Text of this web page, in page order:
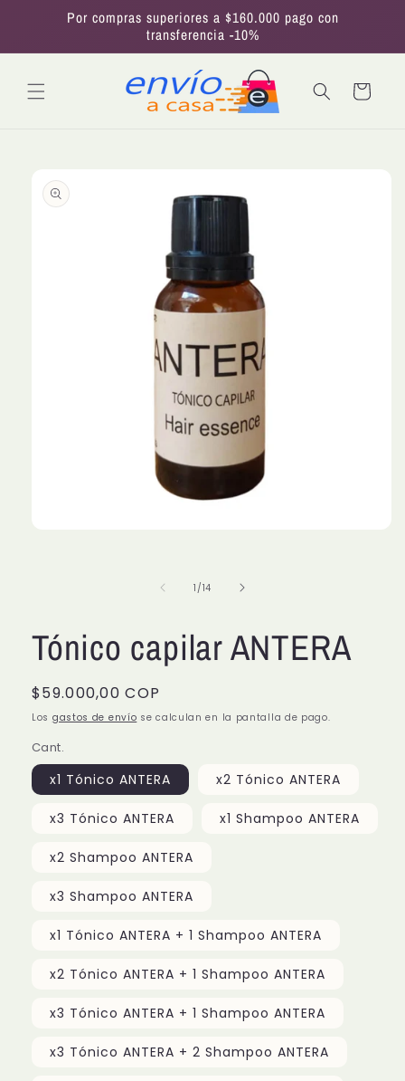
directamentePor compras superiores a $160.000 pago con
transferencia -10%
Carrito
información
modal
1 /de
14
Tónico capilar ANTERA
Precio
habitual
$59.000,00 COP
Los gastos de envío se calculan en la pantalla de pago.
Cant.
x1 Tónico ANTERA x2 Tónico ANTERA
x3 Tónico ANTERA x1 Shampoo ANTERA
x2 Shampoo ANTERA
x3 Shampoo ANTERA
x1 Tónico ANTERA + 1 Shampoo ANTERA
x2 Tónico ANTERA + 1 Shampoo ANTERA
x3 Tónico ANTERA + 1 Shampoo ANTERA
x3 Tónico ANTERA + 2 Shampoo ANTERA